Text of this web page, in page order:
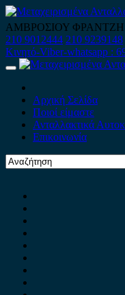
Skip
to
content
ΑΜΒΡΟΣΙΟΥ
210 9012444 210 9239148
Κινητό-Viber-whatsapp :
Primary
Αρχική Σελίδα
Ποιοί είμαστε
Ανταλλακτικά
Επικοινωνία